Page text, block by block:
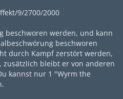
9/2700/2000
beschworen werden, und kann
beschworen
durch Kampf zerstört werden,
bleibt er von anderen
kannst nur 1 "Wyrm the